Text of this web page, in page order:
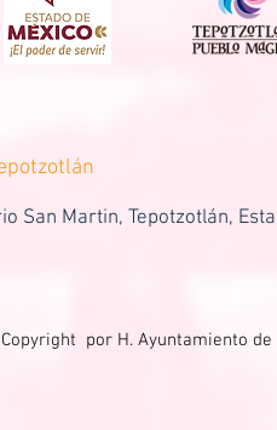
San Martin, Tepotzotlán,
por H. Ayuntamiento de